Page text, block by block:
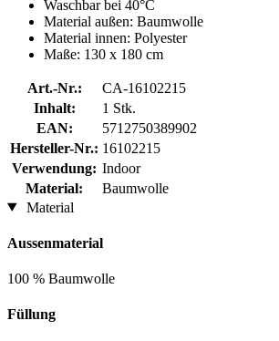
Waschbar bei 40°C
Material außen: Baumwolle
Material innen: Polyester
Maße: 130 x 180 cm
Art.-Nr.:
CA-16102215
Inhalt:
1 Stk.
EAN:
5712750389902
Hersteller-Nr.: 16102215
Verwendung: Indoor
Material:
Baumwolle
Material
Aussenmaterial
100 % Baumwolle
Füllung